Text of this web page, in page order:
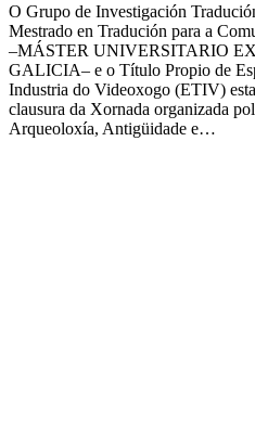
O Grupo de Investigación
Mestrado en Tradución para a
–MÁSTER UNIVERSITARIO
GALICIA– e o Título Propio de
Industria do Videoxogo (ETIV)
clausura da Xornada organizada
Arqueoloxía, Antigüidade e…